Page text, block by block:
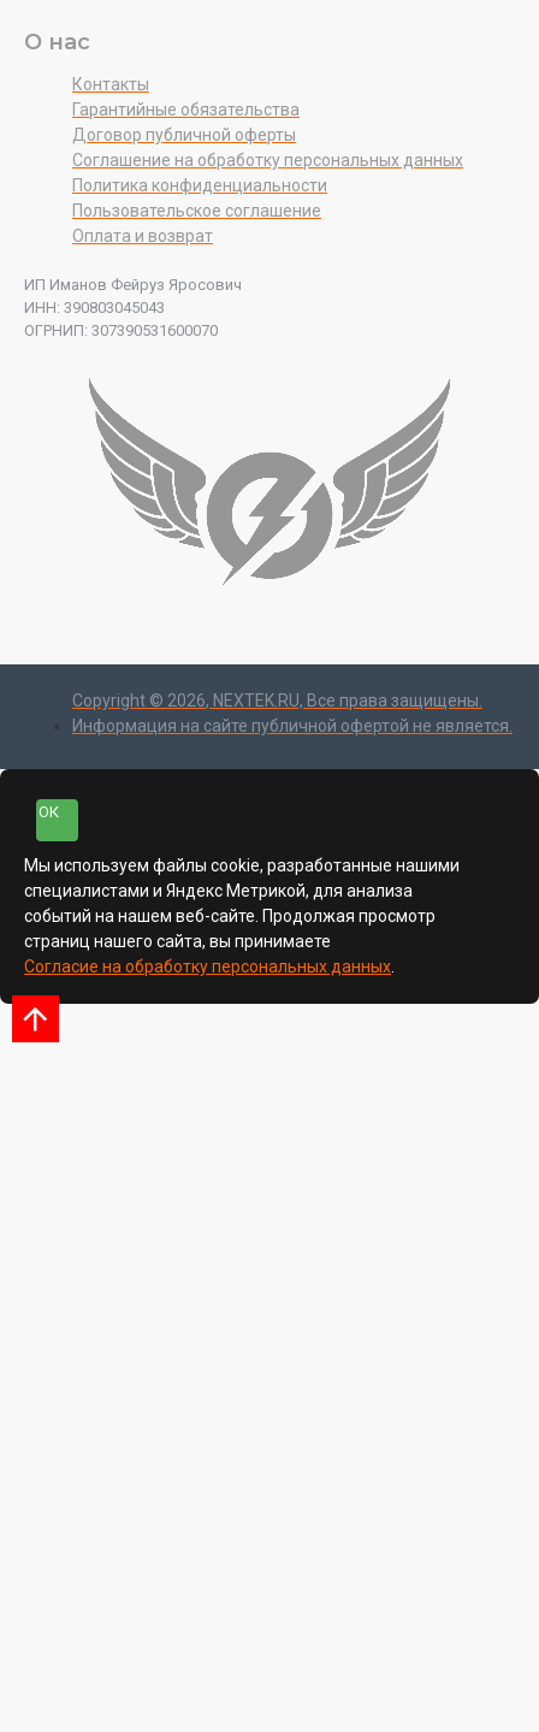
О нас
Контакты
Гарантийные обязательства
Договор публичной оферты
Соглашение на обработку персональных данных
Политика конфиденциальности
Пользовательское соглашение
Оплата и возврат
ИП Иманов Фейруз Яросович
ИНН: 390803045043
ОГРНИП: 307390531600070
Copyright © 2026, NEXTEK.RU, Все права защищены.
Информация на сайте публичной офертой не является.
ОК
Мы используем файлы cookie, разработанные нашими
специалистами и Яндекс Метрикой, для анализа
событий на нашем веб-сайте. Продолжая просмотр
страниц нашего сайта, вы принимаете
Согласие на обработку персональных данных